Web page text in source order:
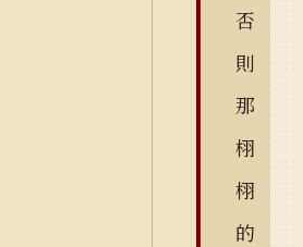
否
則
那
栩
栩
的